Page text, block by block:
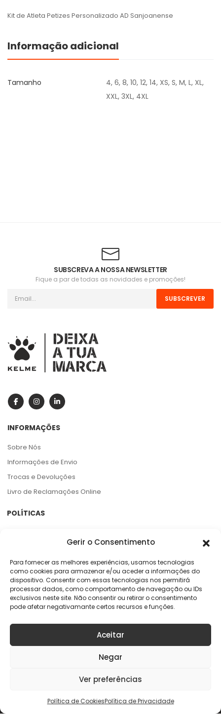
Gerir o Consentimento
Para fornecer as melhores experiências, usamos tecnologias
como cookies para armazenar e/ou aceder a informações do
dispositivo. Consentir com essas tecnologias nos permitirá
processar dados, como comportamento de navegação ou IDs
exclusivos neste site. Não consentir ou retirar o consentimento
pode afetar negativamante certos recursos e funções.
Aceitar
Negar
Ver preferências
Política de CookiesPolítica de Privacidade
Kit de Atleta Petizes Personalizado AD Sanjoanense
Informação adicional
Tamanho
4, 6, 8, 10, 12, 14, XS, S, M, L, XL,
XXL, 3XL, 4XL
INFORMAÇÕES
Sobre Nós
Informações de Envio
Trocas e Devoluções
Livro de Reclamações Online
POLÍTICAS
Política de Privacidade
Política de Cookies
Centro de Arbitragem e RAL
APOIO AO CLIENTE
4445-027 Alfena
online@geracaoaudaciosa.pt
SUBSCREVA A NOSSA NEWSLETTER
Fique a par de todas as novidades e promoções!
SUBSCREVER
Copyright © 2026 KELME Portugal. Todos os direitos reservados